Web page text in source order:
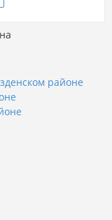
районе